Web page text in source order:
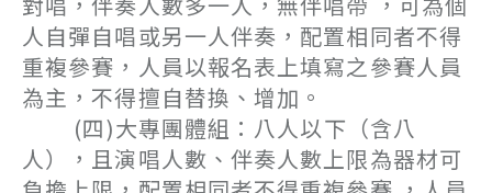
人自彈自唱或另一人伴奏，配置相同者不得
重複參賽，人員以報名表上填寫之參賽人員
為主，不得擅自替換、增加。
(四)大專團體組：八人以下（含八
人），且演唱人數、伴奏人數上限為器材可